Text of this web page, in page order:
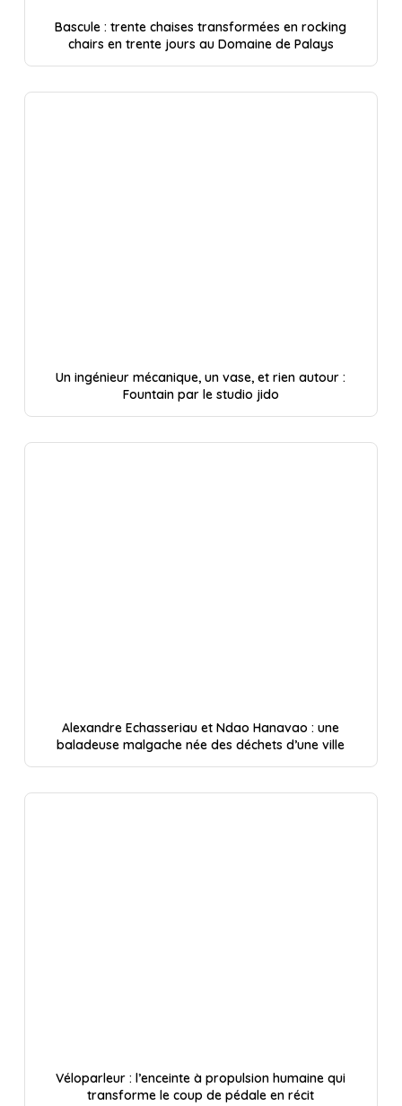
Bascule : trente chaises transformées en rocking
chairs en trente jours au Domaine de Palays
Un ingénieur mécanique, un vase, et rien autour :
Fountain par le studio jido
Alexandre Echasseriau et Ndao Hanavao : une
baladeuse malgache née des déchets d’une ville
Véloparleur : l’enceinte à propulsion humaine qui
transforme le coup de pédale en récit